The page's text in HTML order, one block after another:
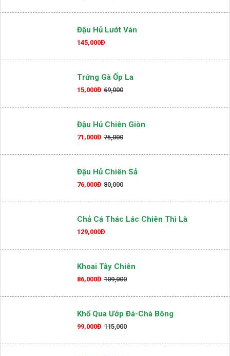
Đậu Hủ Lướt Ván
145,000Đ
Trứng Gà Ốp La
15,000Đ 69,000
Đậu Hủ Chiên Giòn
71,000Đ 75,000
Đậu Hủ Chiên Sả
76,000Đ 80,000
Chả Cá Thác Lác Chiên Thì Là
129,000Đ
Khoai Tây Chiên
86,000Đ 109,000
Khổ Qua Ướp Đá-Chà Bông
99,000Đ 115,000